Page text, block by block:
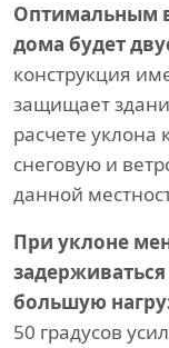
Оптимальным
дома будет
конструкция
защищает
расчете уклона
снеговую и
данной
При уклоне
большую
50 градусов